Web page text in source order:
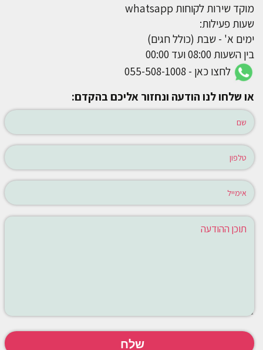
מוקד שירות לקוחות whatsapp
שעות פעילות:
ימים א' - שבת (כולל חגים)
בין השעות 08:00 ועד 00:00
לחצו כאן - 055-508-1008
או שלחו לנו הודעה ונחזור אליכם בהקדם: